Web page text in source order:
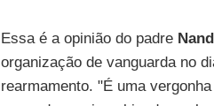
Essa é a opinião do padre
organização de vanguarda no
rearmamento. "É uma